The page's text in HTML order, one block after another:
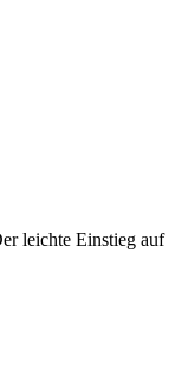
leichte Einstieg